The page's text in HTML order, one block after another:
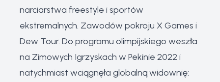
narciarstwa freestyle i sportów
ekstremalnych. Zawodów pokroju X Games i
Dew Tour. Do programu olimpijskiego weszła
na Zimowych Igrzyskach w Pekinie 2022 i
natychmiast wciągnęła globalną widownię: